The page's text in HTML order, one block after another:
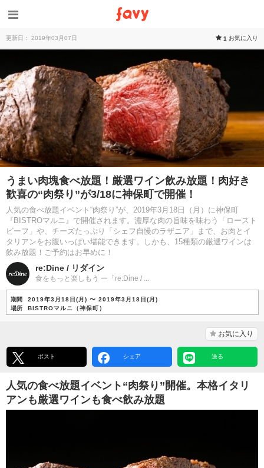
更新日： 2019年03月07日 1 お気に入り
うまい肉塊食べ放題！厳選ワイン飲み放題！肉好き
歓喜の“肉祭り”が3/18に神保町で開催！
人気の食べ放題イベント“肉祭り”が、2019年3月18日（月）に神保町
『BISTROマルニ』で開催されます。濃厚な肉の旨味を味わう「ロースト
ビーフ」や、チーズたっぷり「シェフ自慢のラザニア」まで、お肉とイ
タリアンをお腹いっぱい堪能できます。しかも、15種類の厳選ワインは
飲み放題！ご予約はお早めに！
re:Dine / リダイン
食をもっと楽しもう ー「re:Dine / ...
期間
2019年3月18日(月) 〜 2019年3月18日(月)
場所
BISTROマルニ（神保町）
お気に入り
ポスト シェア 送る
人気の食べ放題イベント“肉祭り”開催。本格イタリ
アンも厳選ワインも食べ飲み放題